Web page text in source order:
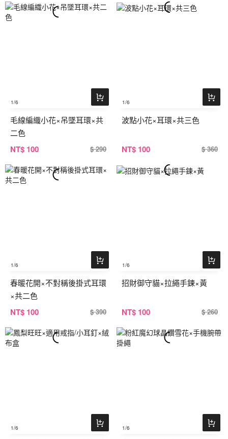
1/6
毛線編織小花×吊墜耳環×共
二色
NT$ 100 $ 290
1/6
波點小花×耳環×共三色
NT$ 100 $ 360
1/6
春暖花開×不對稱後掛式耳環
×共二色
NT$ 100 $ 390
1/6
招財御守貓×拉繩手鍊×黃
NT$ 100 $ 260
1/6 1/6